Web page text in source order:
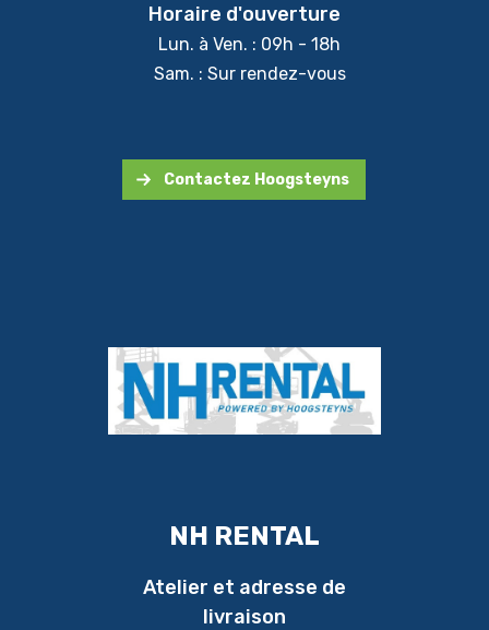
Horaire d'ouverture
Lun. à Ven. : 09h - 18h
Sam. : Sur rendez-vous
Contactez Hoogsteyns
NH RENTAL
Atelier et adresse de
livraison